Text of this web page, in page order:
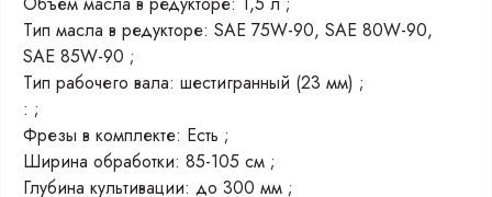
Тип масла в редукторе: SAE 75W-90, SAE 80W-90,
SAE 85W-90 ;
Тип рабочего вала: шестигранный (23 мм) ;
: ;
Фрезы в комплекте: Есть ;
Ширина обработки: 85-105 см ;
Глубина культивации: до 300 мм ;